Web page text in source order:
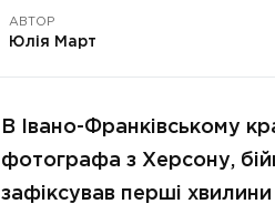
АВТОР
Юлія Март
В Івано-Франківському
фотографа з Херсону,
зафіксував перші